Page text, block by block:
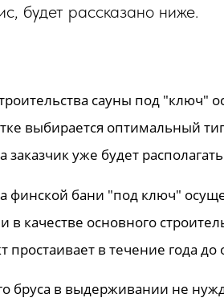
будет рассказано ниже.
сауны под "ключ"
выбирается оптимальный
уже будет
финской бани "под ключ"
в качестве основного
в течение года
бруса в выдерживании не